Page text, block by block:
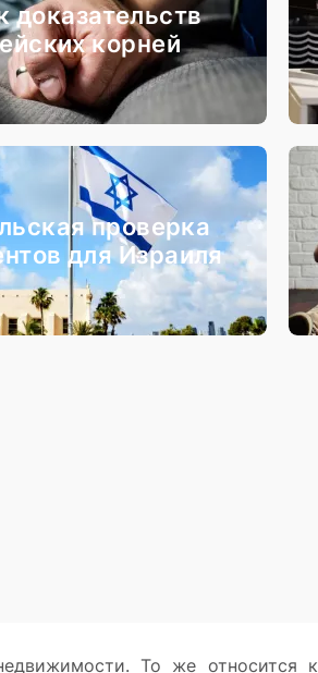
доказательств
корней
проверка
для Израиля
То же относится к